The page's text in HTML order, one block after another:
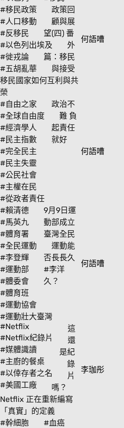
#移民政策
#人口移動
#反移民
#以色列出埃及
#徙戎論
#五胡亂華
政策回
顧與展
望(四) 番
外
篇：移民
與接受
移民國家如何互利與共
榮
何語嘈
#自由之家
#全球自由度
#經濟學人
#民主指數
#完全民主
#民主失靈
#公民社會
#主權在民
#從政者責任
政治不
難 負
起責任
就好
何語嘈
#賴清德
#馬英九
#體育署
#全民運動
#李登輝
#運動部
#李洋
#體委會
#體育班
#運動協會
#運動壯大臺灣
9月9日運
動部成立
臺灣全民
運動能
否長長久
久？
何語嘈
#Netflix
#Netflix紀錄片
#媒體識讀
#主廚的餐桌
#以倖存者之名
#美國工廠
這
還
是紀
錄
片
嗎？
Netflix 正在重新編寫
「真實」的定義
李珈彤
#幹細胞
#血癌